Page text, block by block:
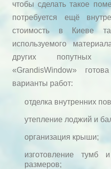
чтобы сделать такое
потребуется ещё
стоимость в Киеве
используемого
других попутных
«GrandisWindow»
варианты работ:
отделка внутренних
утепление лоджий и
организация крыши;
изготовление тумб
размеров;